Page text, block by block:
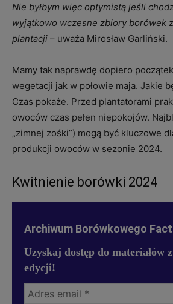
Nie byłbym więc optymistą jeśli
wyjątkowo wczesne zbiory borówek
plantacji – uważa Mirosław Garliński.
Mamy tak naprawdę dopiero
wegetacji jak w połowie maja. Jakie
Czas pokaże. Przed plantatorami
owoców czas pełen niepokojów.
„zimnej zośki”) mogą być kluczowe
produkcji owoców w sezonie 2024.
Kwitnienie borówki 2024
Archiwum Borówkowego
Uzyskaj dostęp do materiałów
edycji!